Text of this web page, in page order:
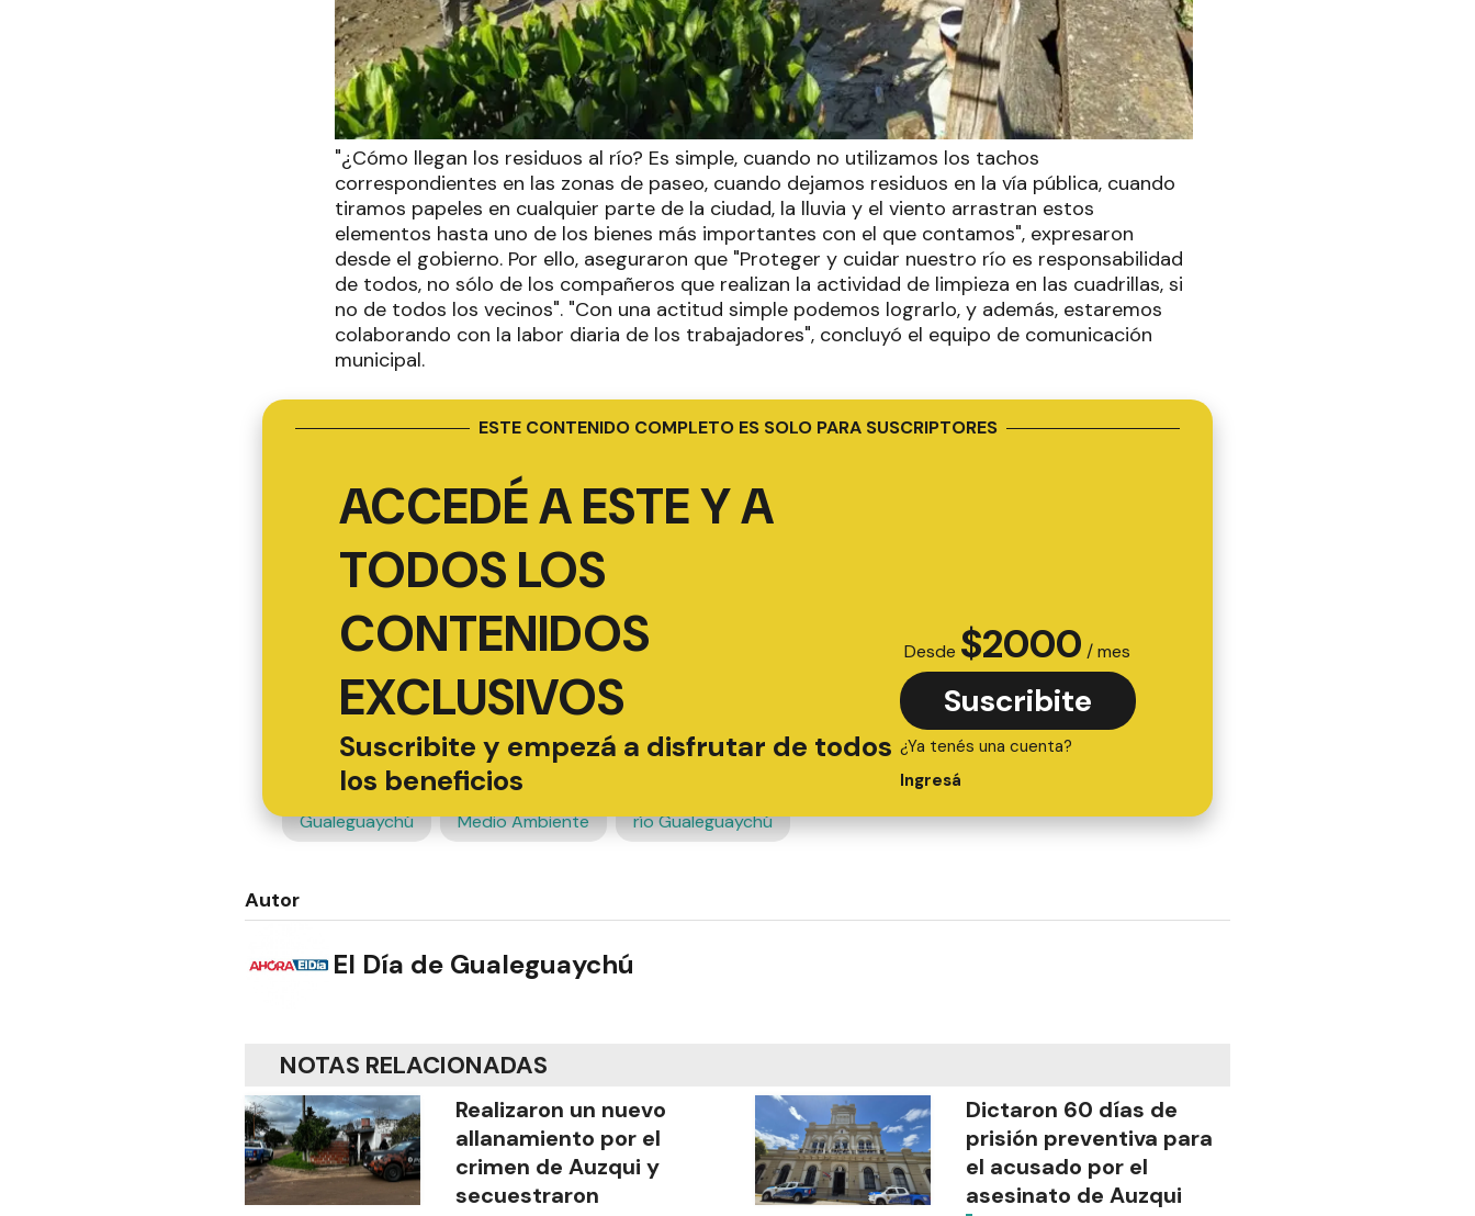
"¿Cómo llegan los residuos al río? Es simple, cuando no utilizamos los tachos
correspondientes en las zonas de paseo, cuando dejamos residuos en la vía pública, cuando
tiramos papeles en cualquier parte de la ciudad, la lluvia y el viento arrastran estos
elementos hasta uno de los bienes más importantes con el que contamos", expresaron
desde el gobierno. Por ello, aseguraron que "Proteger y cuidar nuestro río es responsabilidad
de todos, no sólo de los compañeros que realizan la actividad de limpieza en las cuadrillas, si
no de todos los vecinos". "Con una actitud simple podemos lograrlo, y además, estaremos
colaborando con la labor diaria de los trabajadores", concluyó el equipo de comunicación
municipal.
ESTE CONTENIDO COMPLETO ES SOLO PARA SUSCRIPTORES
ACCEDÉ A ESTE Y A
TODOS LOS
CONTENIDOS
EXCLUSIVOS
Suscribite y empezá a disfrutar de todos
los beneficios
Desde $2000 / mes
Suscribite
¿Ya tenés una cuenta?
Ingresá
Gualeguaychú Medio Ambiente río Gualeguaychú
Autor
El Día de Gualeguaychú
NOTAS RELACIONADAS
Realizaron un nuevo
allanamiento por el
crimen de Auzqui y
secuestraron
Dictaron 60 días de
prisión preventiva para
el acusado por el
asesinato de Auzqui